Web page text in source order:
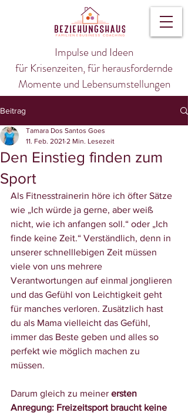
Impulse und Ideen
für Krisenzeiten, für herausfordernde
Momente und Lebensumstellungen
Beitrag
Den Einstieg finden zum
Sport
Tamara Dos Santos Goes
11. Feb. 2021 2 Min. Lesezeit
Als Fitnesstrainerin höre ich öfter Sätze
wie „Ich würde ja gerne, aber weiß
nicht, wie ich anfangen soll.“ oder „Ich
finde keine Zeit.“ Verständlich, denn in
unserer schnelllebigen Zeit müssen
viele von uns mehrere
Verantwortungen auf einmal jonglieren
und das Gefühl von Leichtigkeit geht
für manches verloren. Zusätzlich hast
du als Mama vielleicht das Gefühl,
immer das Beste geben und alles so
perfekt wie möglich machen zu
müssen.
Darum gleich zu meiner ersten
Anregung: Freizeitsport braucht keine